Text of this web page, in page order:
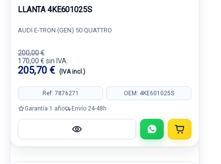
LLANTA 4KE601025S
AUDI E-TRON (GEN) 50 QUATTRO
200,00 €
170,00 € sin IVA.
205,70 € (IVA incl.)
Ref: 7876271 OEM: 4KE601025S
Garantía 1 año Envío 24-48h